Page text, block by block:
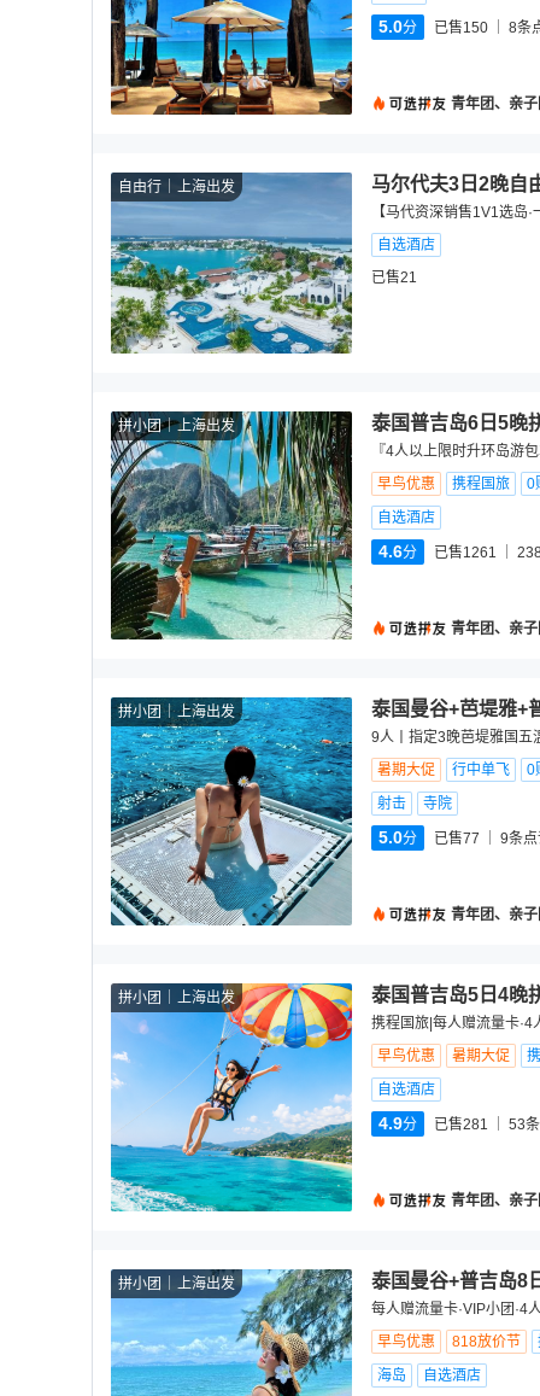
5.0分 已售150 8条
青年团、亲
自由行 上海出发 马尔代夫3日2晚自
【马代资深销售1V1选岛
自选酒店
已售21
拼小团 上海出发 泰国普吉岛6日5晚
『4人以上限时升环岛游
早鸟优惠
携程国旅
0
自选酒店
4.6分 已售1261
青年团、亲
拼小团 上海出发 泰国曼谷+芭堤雅+
9人丨指定3晚芭堤雅国五
暑期大促
行中单飞
0
射击
寺院
5.0分 已售77 9条
青年团、亲
拼小团 上海出发 泰国普吉岛5日4晚
携程国旅|每人赠流量卡
早鸟优惠
暑期大促
自选酒店
4.9分 已售281 53
青年团、亲
拼小团 上海出发 泰国曼谷+普吉岛8
每人赠流量卡·VIP小团·4
早鸟优惠
818放价节
海岛
自选酒店